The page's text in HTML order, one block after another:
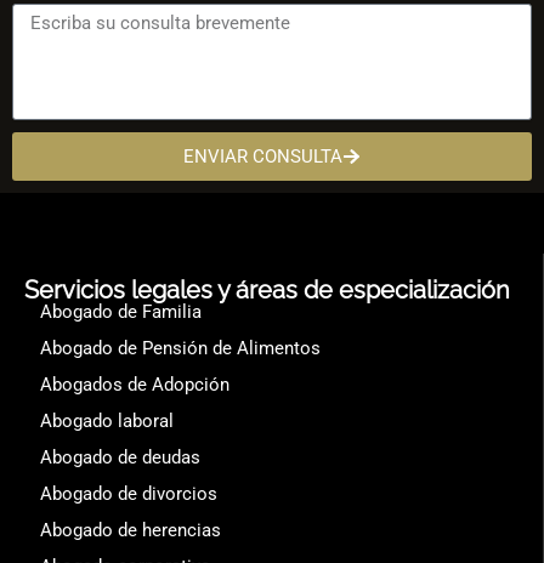
ENVIAR CONSULTA
Servicios legales y áreas de especialización
Abogado de Familia
Abogado de Pensión de Alimentos
Abogados de Adopción
Abogado laboral
Abogado de deudas
Abogado de divorcios
Abogado de herencias